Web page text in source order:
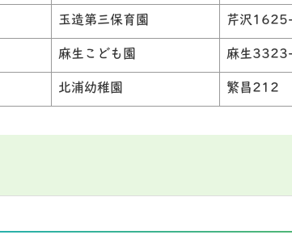
玉造第三保育園 芹沢
麻生こども園 麻生
北浦幼稚園 繁昌212